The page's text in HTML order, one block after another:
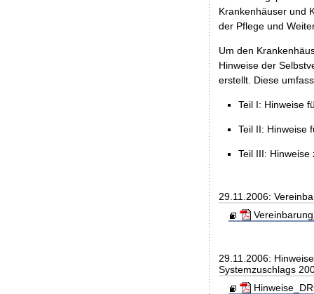
Krankenhäuser und
der Pflege und
Um den
Hinweise der
erstellt. Diese
Teil I: Hinweise
Teil II: Hinweise
Teil III:
29.11.2006:
29.11.2006:
Systemzuschlags